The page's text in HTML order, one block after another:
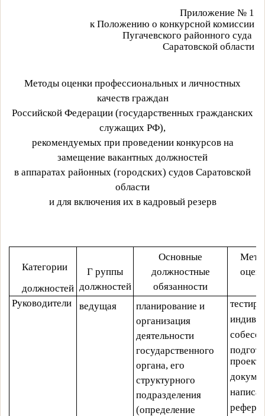
Приложение № 1
к Положению о конкурсной комиссии
Пугачевского районного суда
Саратовской области
Методы оценки профессиональных и личностных
качеств граждан
Российской Федерации (государственных гражданских
служащих РФ),
рекомендуемых при проведении конкурсов на
замещение вакантных должностей
в аппаратах районных (городских) судов Саратовской
области
и для включения их в кадровый резерв
Категории
должностей
Г руппы
должностей
Основные
должностные
обязанности
Руководители ведущая
планирование и
организация
деятельности
государственного
органа, его
структурного
подразделения
(определение
проекта